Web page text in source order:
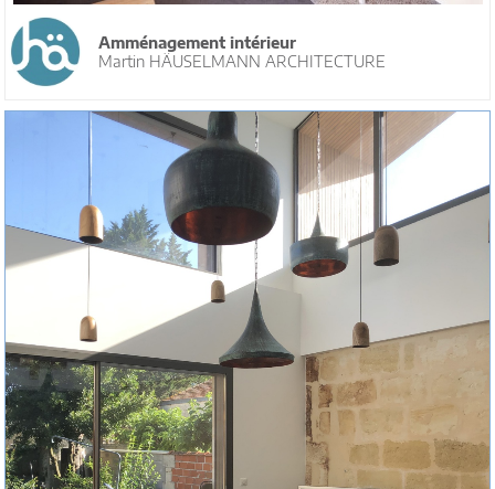
Amménagement intérieur
Martin HÄUSELMANN ARCHITECTURE